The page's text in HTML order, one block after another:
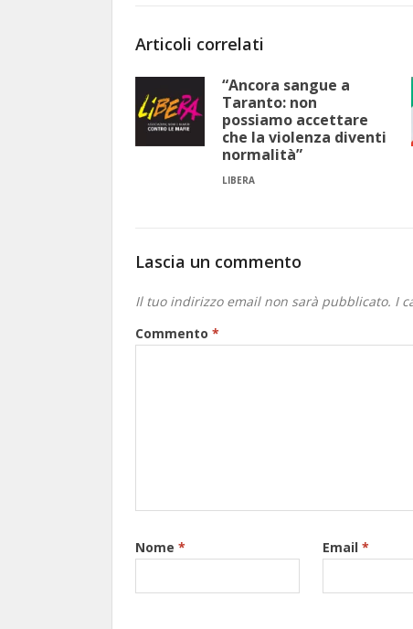
Articoli correlati
“Ancora sangue a
Taranto: non
possiamo accettare
che la violenza diventi
normalità”
LIBERA
Lascia un commento
Il tuo indirizzo email non sarà pubblicato. I
Commento *
Nome * Email *